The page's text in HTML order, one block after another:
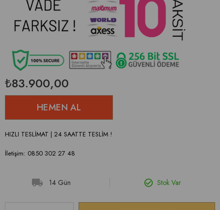
₺83.900,00
HIZLI TESLİMAT | 24 SAATTE TESLİM !
İletişim: 0850 302 27 48
14 Gün Stok Var